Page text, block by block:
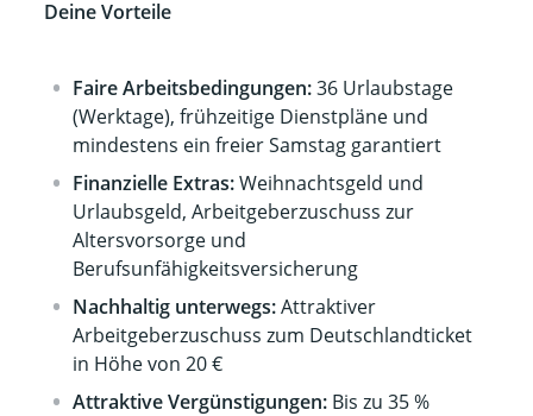
Deine Vorteile
Faire Arbeitsbedingungen:36 Urlaubstage
(Werktage), frühzeitige Dienstpläne und
mindestens ein freier Samstag garantiert
Finanzielle Extras:Weihnachtsgeld und
Urlaubsgeld, Arbeitgeberzuschuss zur
Altersvorsorge und
Berufsunfähigkeitsversicherung
Nachhaltig unterwegs:Attraktiver
Arbeitgeberzuschuss zum Deutschlandticket
in Höhe von 20 €
Attraktive Vergünstigungen: Bis zu 35 %